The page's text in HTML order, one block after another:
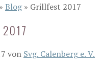
» Blog» Grillfest 2017
von Svg. Calenberg e. V.